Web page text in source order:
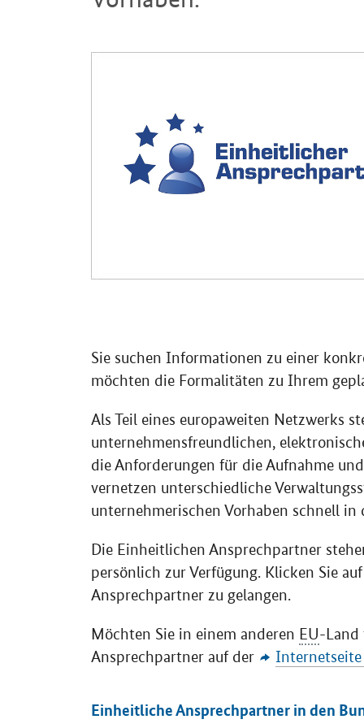
Sie suchen Informationen zu einer
möchten die Formalitäten zu Ihrem
Als Teil eines europaweiten Netzwerks
unternehmensfreundlichen,
die Anforderungen für die Aufnahme
vernetzen unterschiedliche
unternehmerischen Vorhaben schnell in
Die Einheitlichen Ansprechpartner
persönlich zur Verfügung. Klicken Sie
Ansprechpartner zu gelangen.
Möchten Sie in einem anderen EU-Land
Ansprechpartner auf der
Einheitliche Ansprechpartner in den